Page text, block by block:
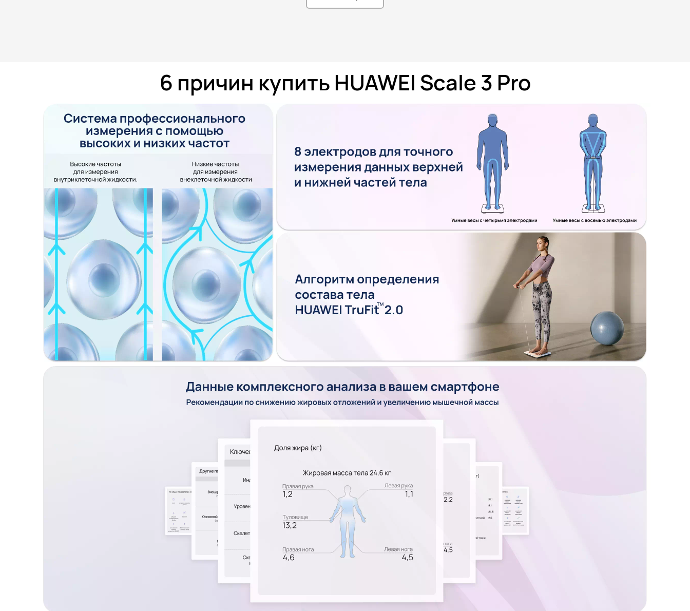
6 причин купить HUAWEI Scale 3 Pro